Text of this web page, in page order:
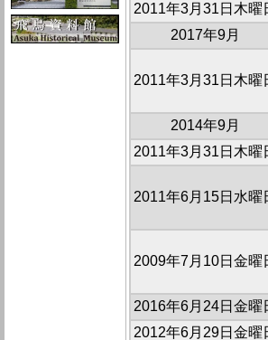
2011年3月31日木曜
2017年9月
2011年3月31日木曜
2014年9月
2011年3月31日木曜
2011年6月15日水曜
2009年7月10日金曜
2016年6月24日金曜
2012年6月29日金曜